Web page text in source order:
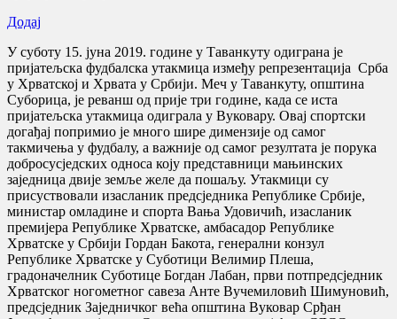
Додај
У суботу 15. јуна 2019. године у Таванкуту одиграна је
пријатељска фудбалска утакмица између репрезентација Срба
у Хрватској и Хрвата у Србији. Меч у Таванкуту, oпштина
Суборица, је реванш од прије три године, када се иста
пријатељска утакмица одиграла у Вуковару. Овај спортски
догађај попримио је много шире димензије од самог
такмичења у фудбалу, а важније од самог резултата је порука
добросусједских односа коју представници мањинских
заједница двије земље желе да пошаљу. Утакмици су
присуствовали изасланик предсједника Републике Србије,
министар омладине и спорта Вања Удовичић, изасланик
премијера Републике Хрватске, амбасадор Републике
Хрватске у Србији Гордан Бакота, генерални конзул
Републике Хрватске у Суботици Велимир Плеша,
градоначелник Суботице Богдан Лабан, први потпредсједник
Хрватског ногометног савеза Анте Вучемиловић Шимуновић,
предсједник Заједничког већа општина Вуковар Срђан